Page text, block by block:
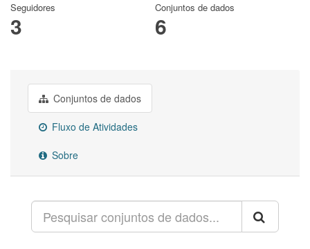
Seguidores
3
Conjuntos de dados
6
Conjuntos de dados
Fluxo de Atividades
Sobre